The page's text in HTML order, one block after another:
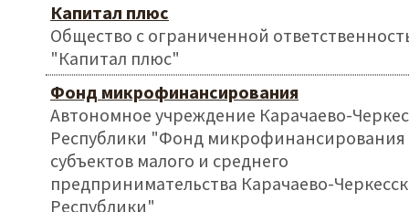
Капитал плюс
Общество с ограниченной
"Капитал плюс"
Фонд микрофинансирования
Автономное учреждение Карачаево-
Республики "Фонд микрофинансирования
субъектов малого и среднего
предпринимательства Карачаево-
Республики"